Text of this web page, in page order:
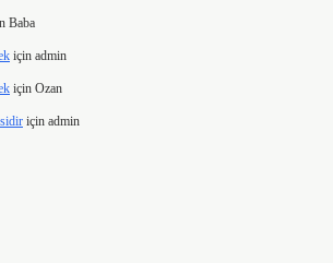
Baba
için admin
için Ozan
için admin